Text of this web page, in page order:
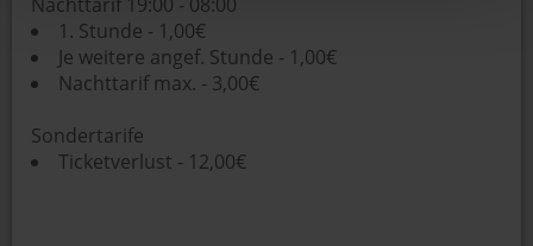
1. Stunde - 1,00€
Je weitere angef. Stunde - 1,00€
Nachttarif max. - 3,00€
Sondertarife
Ticketverlust - 12,00€